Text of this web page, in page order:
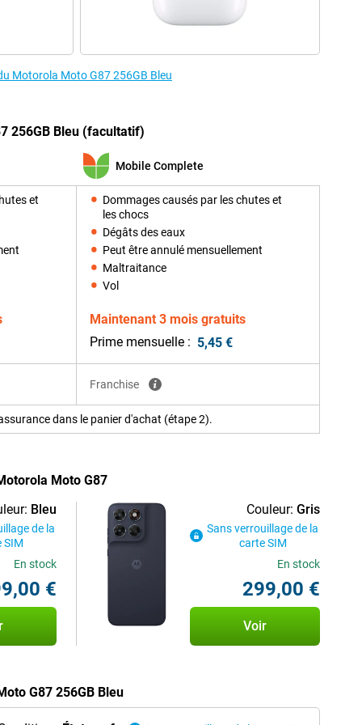
Motorola Moto G87 256GB Bleu
256GB Bleu (facultatif)
et
Mobile Complete
Dommages causés par les chutes et
les chocs
Dégâts des eaux
Peut être annulé mensuellement
Maltraitance
Vol
Maintenant 3 mois gratuits
Prime mensuelle : 5,45 €
Franchise
dans le panier d'achat (étape 2).
Moto G87
Bleu
de la
SIM
En stock
€
Couleur: Gris
Sans verrouillage de la
carte SIM
En stock
299,00 €
Voir
G87 256GB Bleu